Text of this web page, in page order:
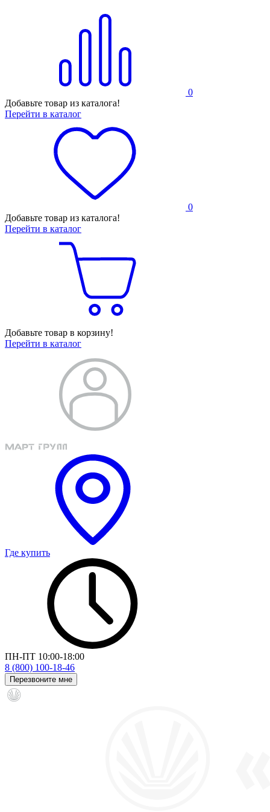
0
Добавьте товар из каталога!
Перейти в каталог
0
Добавьте товар из каталога!
Перейти в каталог
Добавьте товар в корзину!
Перейти в каталог
Где купить
ПН-ПТ 10:00-18:00
8 (800) 100-18-46
Перезвоните мне